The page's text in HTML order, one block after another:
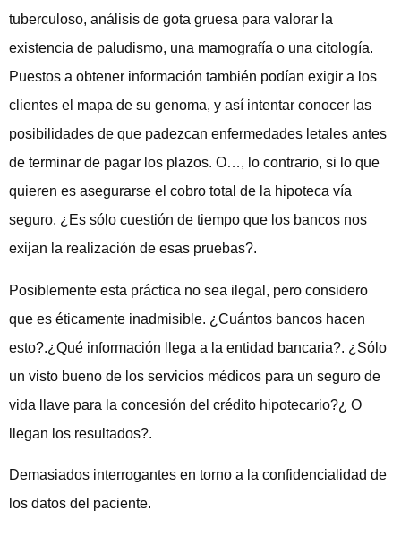
tuberculoso, análisis de gota gruesa para valorar la
existencia de paludismo, una mamografía o una citología.
Puestos a obtener información también podían exigir a los
clientes el mapa de su genoma, y así intentar conocer las
posibilidades de que padezcan enfermedades letales antes
de terminar de pagar los plazos. O…, lo contrario, si lo que
quieren es asegurarse el cobro total de la hipoteca vía
seguro. ¿Es sólo cuestión de tiempo que los bancos nos
exijan la realización de esas pruebas?.
Posiblemente esta práctica no sea ilegal, pero considero
que es éticamente inadmisible. ¿Cuántos bancos hacen
esto?.¿Qué información llega a la entidad bancaria?. ¿Sólo
un visto bueno de los servicios médicos para un seguro de
vida llave para la concesión del crédito hipotecario?¿ O
llegan los resultados?.
Demasiados interrogantes en torno a la confidencialidad de
los datos del paciente.